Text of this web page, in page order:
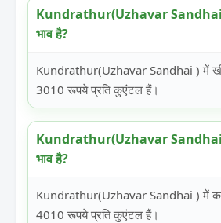
Kundrathur(Uzhavar Sandhai )
भाव है?
Kundrathur(Uzhavar Sandhai ) में
3010 रूपये प्रति कुएंटल हैं।
Kundrathur(Uzhavar Sandhai )
भाव है?
Kundrathur(Uzhavar Sandhai ) में
4010 रूपये प्रति कुएंटल हैं।